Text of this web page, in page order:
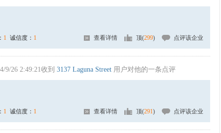
1 诚信度： 1 查看详情 顶(299) 点评该企业
9/26 2:49:21收到 3137 Laguna Street 用户对他的一条点评
1 诚信度： 1 查看详情 顶(291) 点评该企业